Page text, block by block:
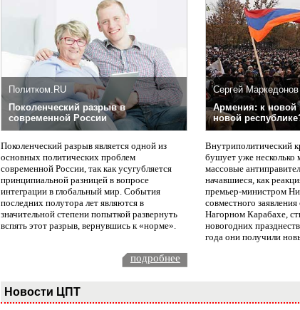
Политком.RU
Поколенческий разрыв в
современной России
Поколенческий разрыв является одной из
основных политических проблем
современной России, так как усугубляется
принципиальной разницей в вопросе
интеграции в глобальный мир. События
последних полутора лет являются в
значительной степени попыткой развернуть
вспять этот разрыв, вернувшись к «норме».
Сергей Маркедонов
Армения: к новой
новой
Внутриполитический
бушует уже несколько
массовые
начавшиеся, как
премьер-министром
совместного
Нагорном Карабахе,
новогодних
года они получили
подробнее
Новости ЦПТ